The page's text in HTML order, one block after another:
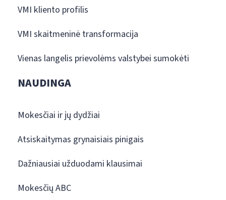
VMI kliento profilis
VMI skaitmeninė transformacija
Vienas langelis prievolėms valstybei sumokėti
NAUDINGA
Mokesčiai ir jų dydžiai
Atsiskaitymas grynaisiais pinigais
Dažniausiai užduodami klausimai
Mokesčių ABC